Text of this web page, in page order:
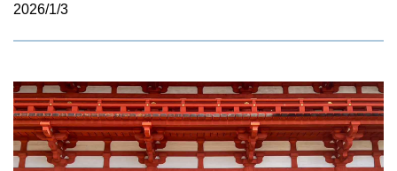
2026/1/3